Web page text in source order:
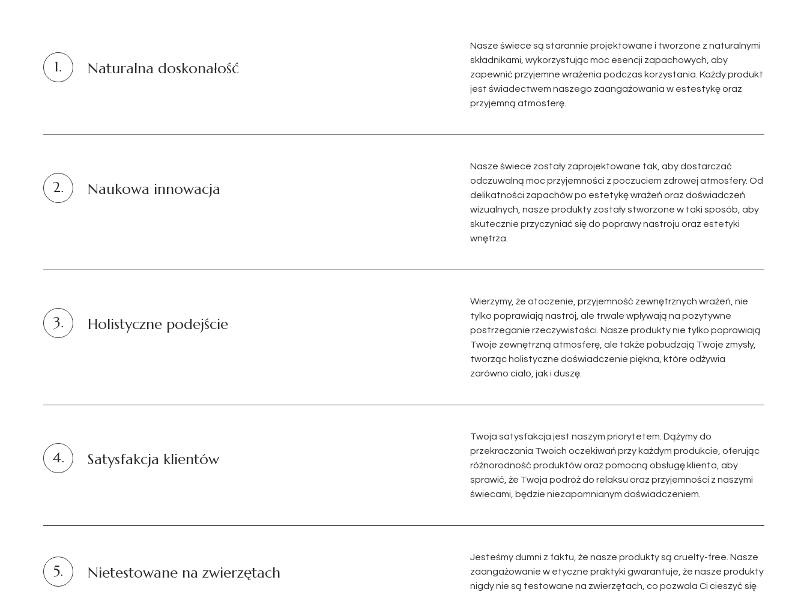
1. Naturalna doskonałość
Nasze świece są starannie projektowane i tworzone z naturalnymi
składnikami, wykorzystując moc esencji zapachowych, aby
zapewnić przyjemne wrażenia podczas korzystania. Każdy produkt
jest świadectwem naszego zaangażowania w estestykę oraz
przyjemną atmosferę.
2. Naukowa innowacja
Nasze świece zostały zaprojektowane tak, aby dostarczać
odczuwalną moc przyjemności z poczuciem zdrowej atmosfery. Od
delikatności zapachów po estetykę wrażeń oraz doświadczeń
wizualnych, nasze produkty zostały stworzone w taki sposób, aby
skutecznie przyczyniać się do poprawy nastroju oraz estetyki
wnętrza.
3. Holistyczne podejście
Wierzymy, że otoczenie, przyjemność zewnętrznych wrażeń, nie
tylko poprawiają nastrój, ale trwale wpływają na pozytywne
postrzeganie rzeczywistości. Nasze produkty nie tylko poprawiają
Twoje zewnętrzną atmosferę, ale także pobudzają Twoje zmysły,
tworząc holistyczne doświadczenie piękna, które odżywia
zarówno ciało, jak i duszę.
4. Satysfakcja klientów
Twoja satysfakcja jest naszym priorytetem. Dążymy do
przekraczania Twoich oczekiwań przy każdym produkcie, oferując
różnorodność produktów oraz pomocną obsługę klienta, aby
sprawić, że Twoja podróż do relaksu oraz przyjemności z naszymi
świecami, będzie niezapomnianym doświadczeniem.
5. Nietestowane na zwierzętach
Jesteśmy dumni z faktu, że nasze produkty są cruelty-free. Nasze
zaangażowanie w etyczne praktyki gwarantuje, że nasze produkty
nigdy nie są testowane na zwierzętach, co pozwala Ci cieszyć się